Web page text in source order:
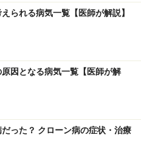
に問い合わせをするのがよ
最新の内容をご確認くださ
者等による情報の提供は、診
断・治療を必要とする方は、適
いたします。記事内容は執筆者
ての方への有効性を保証するも
供する情報に基づいて被ったい
ガイド、その他当社と契約した
ねます。
られる病気一覧【医師が解説】
因となる病気一覧【医師が解
った？ クローン病の症状・治療